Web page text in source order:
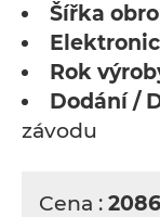
Šířka
Rok
Dodání /
závodu
Cena :